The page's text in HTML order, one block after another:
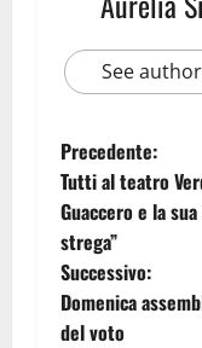
See
Precedente:
Tutti al teatro
Guaccero e la
strega”
Successivo:
Domenica
del voto